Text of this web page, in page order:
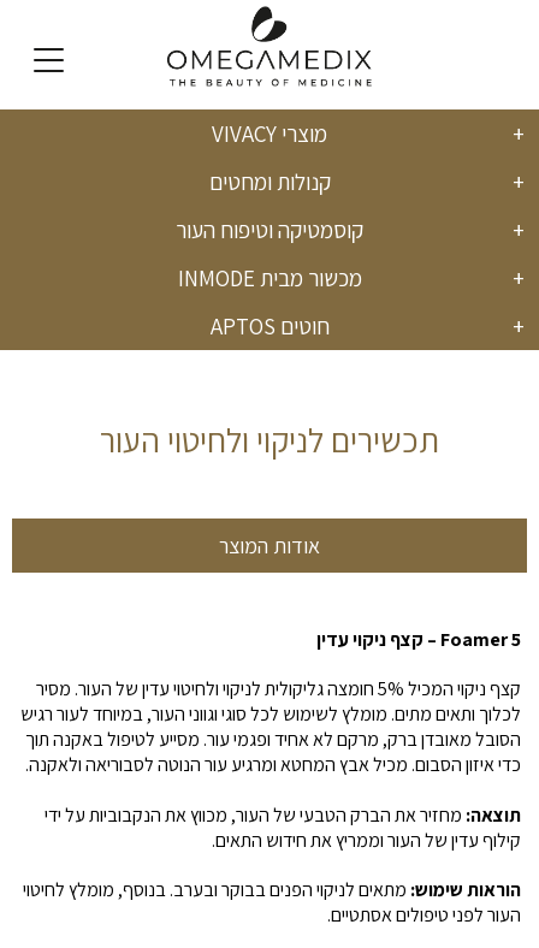
מוצרי VIVACY
קנולות ומחטים
קוסמטיקה וטיפוח העור
מכשור מבית INMODE
חוטים APTOS
תכשירים לניקוי ולחיטוי העור
אודות המוצר
Foamer 5 – קצף ניקוי עדין
קצף ניקוי המכיל 5% חומצה גליקולית לניקוי ולחיטוי עדין של העור. מסיר
לכלוך ותאים מתים. מומלץ לשימוש לכל סוגי וגווני העור, במיוחד לעור רגיש
הסובל מאובדן ברק, מרקם לא אחיד ופגמי עור. מסייע לטיפול באקנה תוך
כדי איזון הסבום. מכיל אבץ המחטא ומרגיע עור הנוטה לסבוריאה ולאקנה.
תוצאה: מחזיר את הברק הטבעי של העור, מכווץ את הנקבוביות על ידי
קילוף עדין של העור וממריץ את חידוש התאים.
הוראות שימוש: מתאים לניקוי הפנים בבוקר ובערב. בנוסף, מומלץ לחיטוי
העור לפני טיפולים אסתטיים.